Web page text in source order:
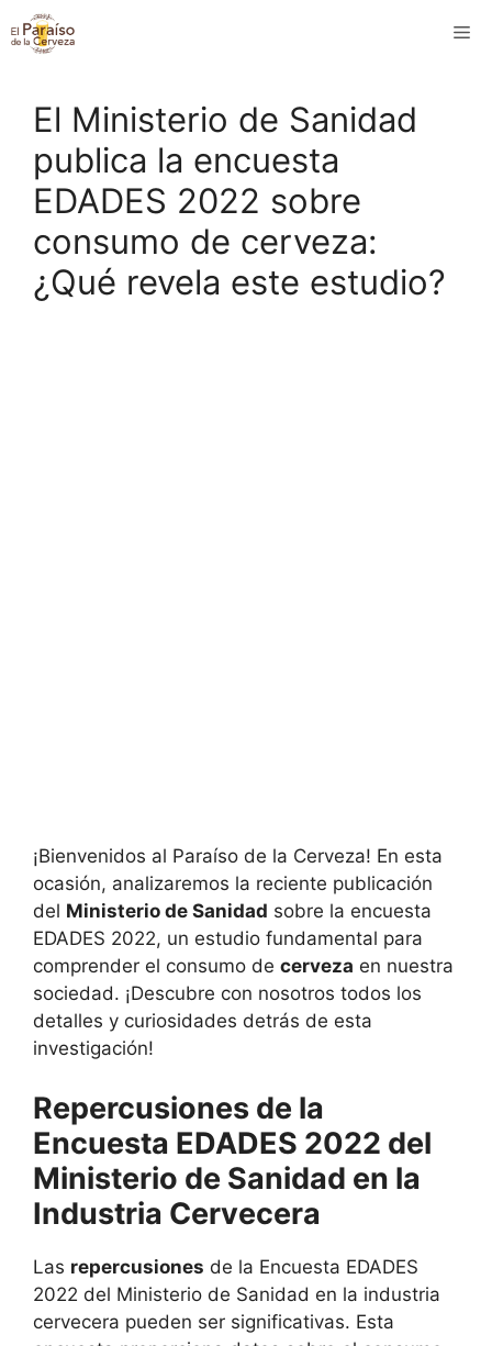
Saltar
al
El Ministerio de Sanidad
publica la encuesta
EDADES 2022 sobre
consumo de cerveza:
¿Qué revela este estudio?
¡Bienvenidos al Paraíso de la Cerveza! En esta
ocasión, analizaremos la reciente publicación
del Ministerio de Sanidad sobre la encuesta
EDADES 2022, un estudio fundamental para
comprender el consumo de cerveza en nuestra
sociedad. ¡Descubre con nosotros todos los
detalles y curiosidades detrás de esta
investigación!
Repercusiones de la
Encuesta EDADES 2022 del
Ministerio de Sanidad en la
Industria Cervecera
Las repercusiones de la Encuesta EDADES
2022 del Ministerio de Sanidad en la industria
cervecera pueden ser significativas. Esta